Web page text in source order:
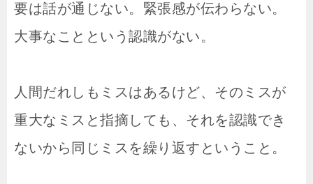
要は話が通じない。緊張感が伝わらない。
大事なことという認識がない。
人間だれしもミスはあるけど、そのミスが
重大なミスと指摘しても、それを認識でき
ないから同じミスを繰り返すということ。